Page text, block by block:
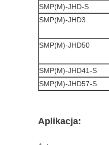
SMP(M)-JHD-S
SMP(M)-JHD3
SMP(M)-JHD50
SMP(M)-JHD41-S
SMP(M)-JHD57-S
Aplikacja: